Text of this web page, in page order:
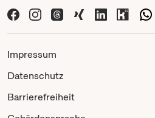
Impressum
Datenschutz
Barrierefreiheit